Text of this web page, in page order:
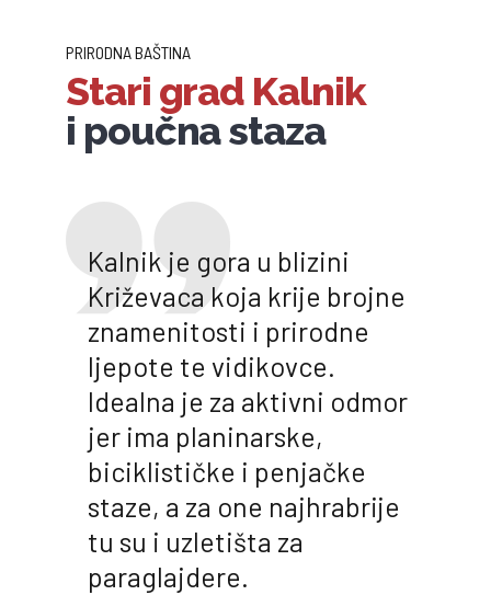
PRIRODNA BAŠTINA
Stari grad Kalnik
i poučna staza
Kalnik je gora u blizini
Križevaca koja krije brojne
znamenitosti i prirodne
ljepote te vidikovce.
Idealna je za aktivni odmor
jer ima planinarske,
biciklističke i penjačke
staze, a za one najhrabrije
tu su i uzletišta za
paraglajdere.